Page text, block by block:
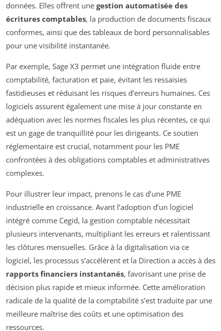
données. Elles offrent une gestion automatisée des
écritures comptables, la production de documents fiscaux
conformes, ainsi que des tableaux de bord personnalisables
pour une visibilité instantanée.
Par exemple, Sage X3 permet une intégration fluide entre
comptabilité, facturation et paie, évitant les ressaisies
fastidieuses et réduisant les risques d’erreurs humaines. Ces
logiciels assurent également une mise à jour constante en
adéquation avec les normes fiscales les plus récentes, ce qui
est un gage de tranquillité pour les dirigeants. Ce soutien
réglementaire est crucial, notamment pour les PME
confrontées à des obligations comptables et administratives
complexes.
Pour illustrer leur impact, prenons le cas d’une PME
industrielle en croissance. Avant l’adoption d’un logiciel
intégré comme Cegid, la gestion comptable nécessitait
plusieurs intervenants, multipliant les erreurs et ralentissant
les clôtures mensuelles. Grâce à la digitalisation via ce
logiciel, les processus s’accélèrent et la Direction a accès à des
rapports financiers instantanés, favorisant une prise de
décision plus rapide et mieux informée. Cette amélioration
radicale de la qualité de la comptabilité s’est traduite par une
meilleure maîtrise des coûts et une optimisation des
ressources.